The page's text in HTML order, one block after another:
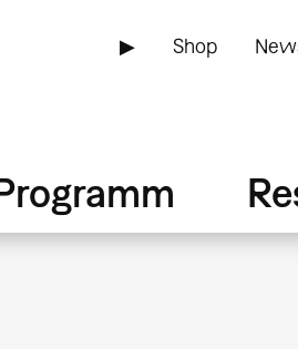
▶ Shop